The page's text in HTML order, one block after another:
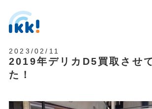
2023/02/11
2019年デリカD5買取させ
た！